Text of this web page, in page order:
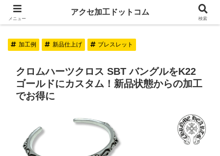
アクセ加工ドットコム
加工例 新品仕上げ ブレスレット
クロムハーツクロス SBT バングルをK22
ゴールドにカスタム！新品状態からの加工
でお得に
メニュー
アクセ加工ドットコム
検索